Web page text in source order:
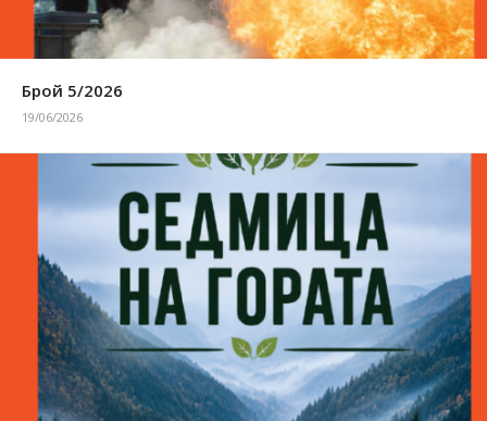
Брой 5/2026
19/06/2026